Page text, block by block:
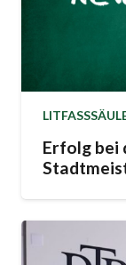
Erfolg bei